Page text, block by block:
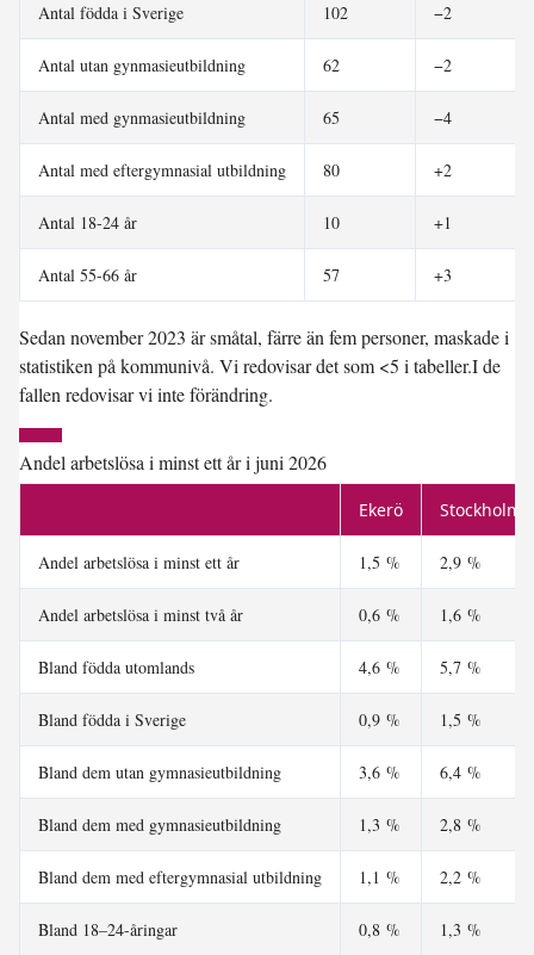
Antal födda i Sverige 102 −2
Antal utan gynmasieutbildning 62 −2
Antal med gynmasieutbildning 65 −4
Antal med eftergymnasial utbildning 80 +2
Antal 18-24 år 10 +1
Antal 55-66 år 57 +3
Sedan november 2023 är småtal, färre än fem personer, maskade i
statistiken på kommunivå. Vi redovisar det som <5 i tabeller.I de
fallen redovisar vi inte förändring.
Andel arbetslösa i minst ett år i juni 2026
Ekerö
Andel arbetslösa i minst ett år 1,5 % 2,9 %
Andel arbetslösa i minst två år 0,6 % 1,6 %
Bland födda utomlands 4,6 % 5,7 %
Bland födda i Sverige 0,9 % 1,5 %
Bland dem utan gymnasieutbildning 3,6 % 6,4 %
Bland dem med gymnasieutbildning 1,3 % 2,8 %
Bland dem med eftergymnasial utbildning 1,1 % 2,2 %
Bland 18–24-åringar 0,8 % 1,3 %